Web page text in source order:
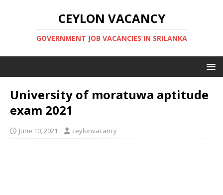
CEYLON VACANCY
GOVERNMENT JOB VACANCIES IN SRILANKA
University of moratuwa aptitude
exam 2021
June 10, 2021 ceylonvacancy